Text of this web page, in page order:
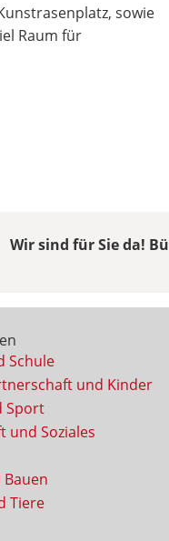
sowie
Raum für
Wir sind für Sie da!
Schule
und Kinder
Sport
und Soziales
Tiere